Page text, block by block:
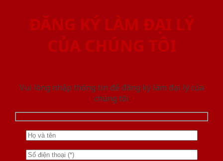
ĐĂNG KÝ LÀM ĐẠI LÝ
CỦA CHÚNG TÔI
Vui lòng nhập thông tin để đăng ký làm đại lý của
chúng tôi